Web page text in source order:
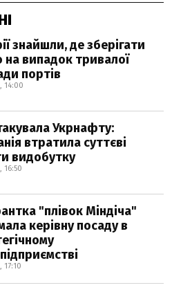
знайшли, де зберігати
на випадок тривалої
портів
14:00
Укрнафту:
втратила суттєві
видобутку
16:50
"плівок Міндіча"
керівну посаду в
17:10